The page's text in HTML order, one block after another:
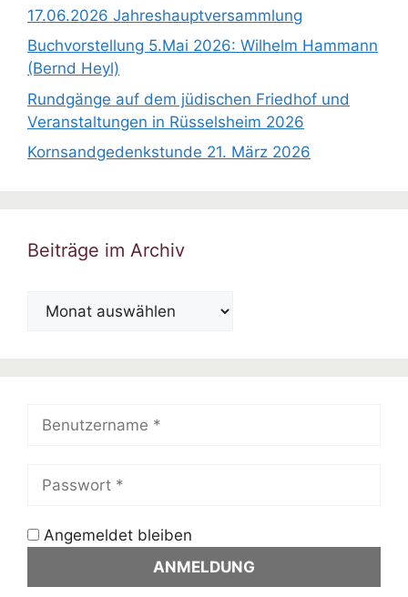
17.06.2026 Jahreshauptversammlung
Buchvorstellung 5.Mai 2026: Wilhelm Hammann
(Bernd Heyl)
Rundgänge auf dem jüdischen Friedhof und
Veranstaltungen in Rüsselsheim 2026
Kornsandgedenkstunde 21. März 2026
Beiträge im Archiv
Beiträge
Angemeldet bleiben